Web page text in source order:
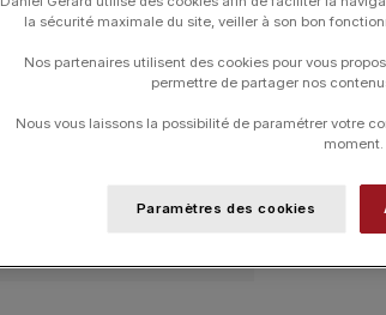
un jour
imminente
de nos
la sécurité maximale du site, veiller à son bon
Nos partenaires utilisent des cookies pour vous
permettre de partager nos
Nous vous laissons la possibilité de paramétrer votre
moment.
Paramètres des cookies